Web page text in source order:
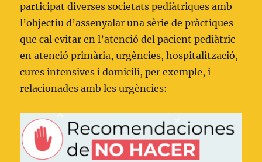
participat diverses societats pediàtriques amb
l’objectiu d’assenyalar una sèrie de pràctiques
que cal evitar en l’atenció del pacient pediàtric
en atenció primària, urgències, hospitalització,
cures intensives i domicili, per exemple, i
relacionades amb les urgències: